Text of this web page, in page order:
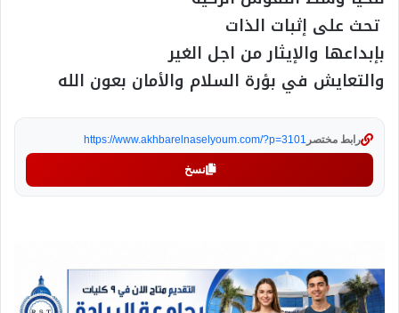
رابط مختصر https://www.akhbarelnaselyoum.com/?p=3101
نسخ